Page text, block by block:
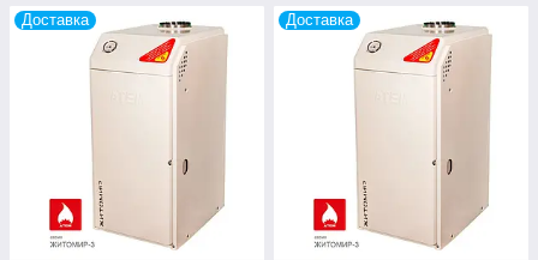
Доставка Доставка